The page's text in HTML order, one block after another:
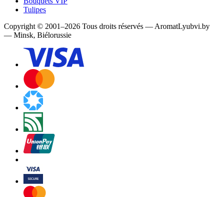
Tulipes
Copyright © 2001–2026 Tous droits réservés — AromatLyubvi.by
— Minsk, Biélorussie